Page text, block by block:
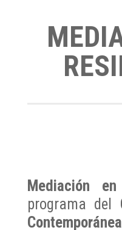
Mediación
programa del